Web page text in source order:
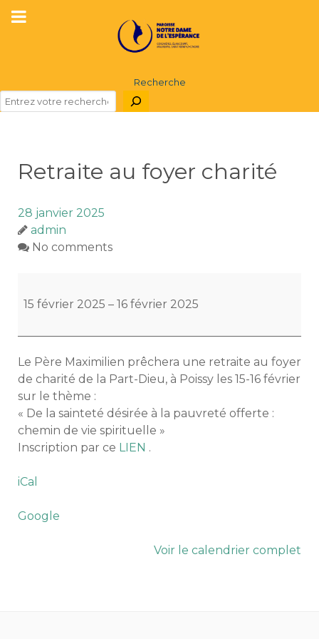
Recherche
Retraite au foyer charité
28 janvier 2025
admin
No comments
au
15 février 2025 – 16 février 2025
Le Père Maximilien prêchera une retraite au foyer
de charité de la Part-Dieu, à Poissy les 15-16 février
sur le thème :
« De la sainteté désirée à la pauvreté offerte :
chemin de vie spirituelle »
Inscription par ce LIEN .
iCal
Google
Voir le calendrier complet